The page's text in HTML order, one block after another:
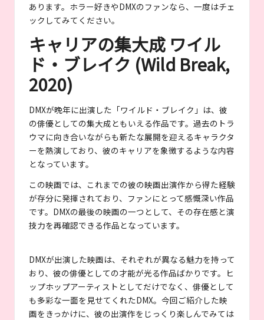
あります。ホラー好きやDMXのファンなら、一度はチェ
ックしてみてください。
キャリアの集大成 ワイル
ド・ブレイク (Wild Break,
2020)
DMXが晩年に出演した「ワイルド・ブレイク」は、彼
の俳優としての集大成ともいえる作品です。過去のトラ
ウマに向き合いながらも新たな展開を迎えるキャラクタ
ーを熱演しており、彼のキャリアを象徴するような内容
となっています。
この映画では、これまでの彼の映画出演作から得た経験
が存分に発揮されており、ファンにとって感慨深い作品
です。DMXの最後の映画の一つとして、その存在感と演
技力を再確認できる作品となっています。
DMXが出演した映画は、それぞれが異なる魅力を持って
おり、彼の俳優としての才能が光る作品ばかりです。ヒ
ップホップアーティストとしてだけでなく、俳優として
も多彩な一面を見せてくれたDMX。今回ご紹介した映
画をきっかけに、彼の出演作をじっくり楽しんでみては